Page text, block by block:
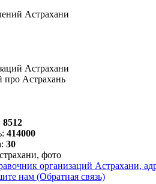
Астрахани
Астрахани
про Астрахань
8512
414000
30
организаций Астрахани,
нам (Обратная связь)